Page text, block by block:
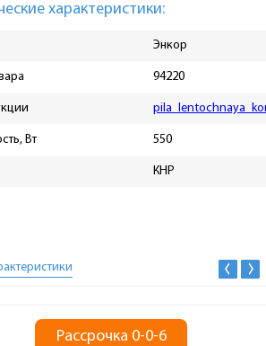
характеристики:
Энкор
94220
Вт 550
КНР
Рассрочка 0-0-6